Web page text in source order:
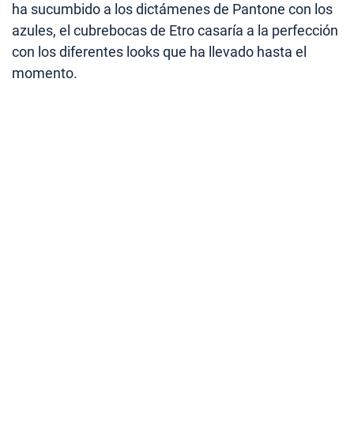
ha sucumbido a los dictámenes de Pantone con los
azules, el cubrebocas de Etro casaría a la perfección
con los diferentes looks que ha llevado hasta el
momento.